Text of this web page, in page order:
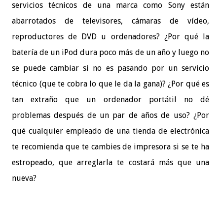
servicios técnicos de una marca como Sony están
abarrotados de televisores, cámaras de vídeo,
reproductores de DVD u ordenadores? ¿Por qué la
batería de un iPod dura poco más de un año y luego no
se puede cambiar si no es pasando por un servicio
técnico (que te cobra lo que le da la gana)? ¿Por qué es
tan extraño que un ordenador portátil no dé
problemas después de un par de años de uso? ¿Por
qué cualquier empleado de una tienda de electrónica
te recomienda que te cambies de impresora si se te ha
estropeado, que arreglarla te costará más que una
nueva?